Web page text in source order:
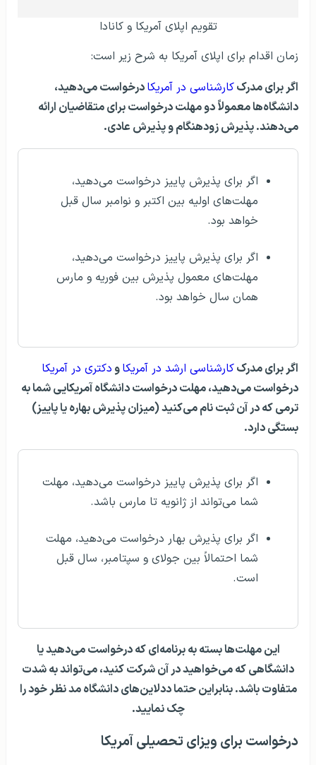
تقویم اپلای آمریکا و کانادا
زمان اقدام برای اپلای آمریکا به شرح زیر است:
اگر برای مدرککارشناسی در آمریکادرخواست می‌دهید،
دانشگاه‌ها معمولاً دو مهلت درخواست برای متقاضیان ارائه
می‌دهند. پذیرش زودهنگام و پذیرش عادی.
اگر برای پذیرش پاییز درخواست می‌دهید،
مهلت‌های اولیه بین اکتبر و نوامبر سال قبل
خواهد بود.
اگر برای پذیرش پاییز درخواست می‌دهید،
مهلت‌های معمول پذیرش بین فوریه و مارس
همان سال خواهد بود.
اگر برای مدرککارشناسی ارشد در آمریکاو دکتری در آمریکا
درخواست می‌دهید، مهلت درخواست دانشگاه آمریکایی شما به
ترمی که در آن ثبت نام می‌کنید (میزان پذیرش بهاره یا پاییز)
بستگی دارد.
اگر برای پذیرش پاییز درخواست می‌دهید، مهلت
شما می‌تواند از ژانویه تا مارس باشد.
اگر برای پذیرش بهار درخواست می‌دهید، مهلت
شما احتمالاً بین جولای و سپتامبر، سال قبل
است.
این مهلت‌ها بسته به برنامه‌ای که درخواست می‌دهید یا
دانشگاهی که می‌خواهید در آن شرکت کنید، می‌تواند به شدت
متفاوت باشد. بنابراین حتما ددلاین‌های دانشگاه مد نظر خود را
چک نمایید.
درخواست برای ویزای تحصیلی آمریکا